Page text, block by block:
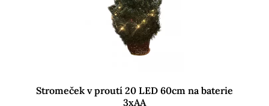
Stromeček v proutí 20 LED 60cm na baterie
3xAA